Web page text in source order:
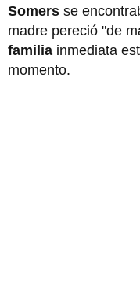
Somers se
madre pereció "de
familia inmediata
momento.